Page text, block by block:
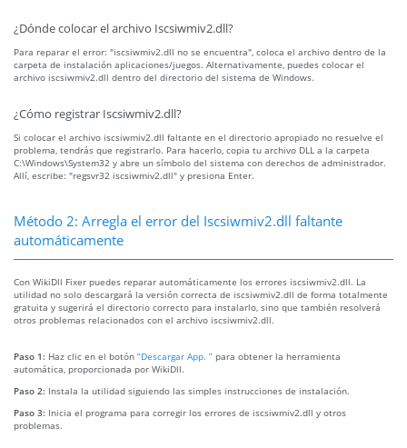
¿Dónde colocar el archivo Iscsiwmiv2.dll?
Para reparar el error: "iscsiwmiv2.dll no se encuentra", coloca el archivo dentro de la
carpeta de instalación aplicaciones/juegos. Alternativamente, puedes colocar el
archivo iscsiwmiv2.dll dentro del directorio del sistema de Windows.
¿Cómo registrar Iscsiwmiv2.dll?
Si colocar el archivo iscsiwmiv2.dll faltante en el directorio apropiado no resuelve el
problema, tendrás que registrarlo. Para hacerlo, copia tu archivo DLL a la carpeta
C:\Windows\System32 y abre un símbolo del sistema con derechos de administrador.
Allí, escribe: "regsvr32 iscsiwmiv2.dll" y presiona Enter.
Método 2: Arregla el error del Iscsiwmiv2.dll faltante
automáticamente
Con WikiDll Fixer puedes reparar automáticamente los errores iscsiwmiv2.dll. La
utilidad no solo descargará la versión correcta de iscsiwmiv2.dll de forma totalmente
gratuita y sugerirá el directorio correcto para instalarlo, sino que también resolverá
otros problemas relacionados con el archivo iscsiwmiv2.dll.
Paso 1: Haz clic en el botón “Descargar App. ” para obtener la herramienta
automática, proporcionada por WikiDll.
Paso 2: Instala la utilidad siguiendo las simples instrucciones de instalación.
Paso 3: Inicia el programa para corregir los errores de iscsiwmiv2.dll y otros
problemas.